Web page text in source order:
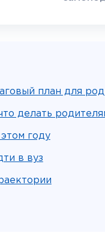
план для
делать
году
в вуз